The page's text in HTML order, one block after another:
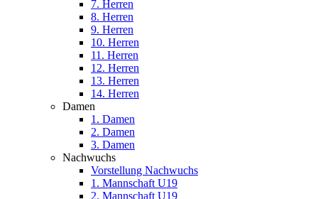
7. Herren
8. Herren
9. Herren
10. Herren
11. Herren
12. Herren
13. Herren
14. Herren
Damen
1. Damen
2. Damen
3. Damen
Nachwuchs
Vorstellung Nachwuchs
1. Mannschaft U19
2. Mannschaft U19